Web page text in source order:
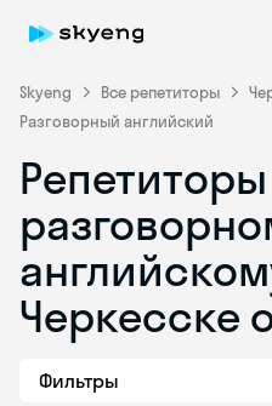
Skyeng Все репетиторы
Разговорный английский
Черкесске
Фильтры
Skyeng Chat